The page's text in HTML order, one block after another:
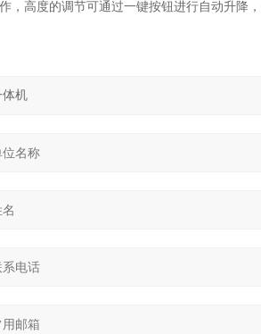
，高度的调节可通过一键按钮进行自动升降，